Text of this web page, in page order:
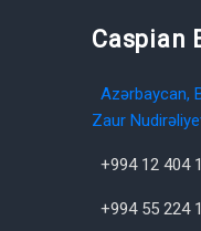
Caspian
Azərbaycan,
Zaur
+994 12 404
+994 55 224